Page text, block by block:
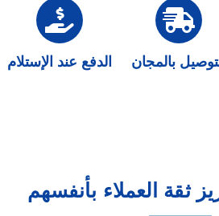
الدفع عند الإستلام بالمجان
ثقة العملاء بأنفسهم